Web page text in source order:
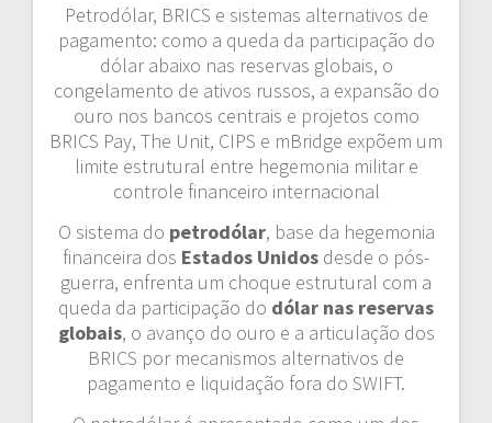
Petrodólar, BRICS e sistemas alternativos de
pagamento: como a queda da participação do
dólar abaixo nas reservas globais, o
congelamento de ativos russos, a expansão do
ouro nos bancos centrais e projetos como
BRICS Pay, The Unit, CIPS e mBridge expõem um
limite estrutural entre hegemonia militar e
controle financeiro internacional
O sistema do petrodólar, base da hegemonia
financeira dos Estados Unidos desde o pós-
guerra, enfrenta um choque estrutural com a
queda da participação do dólar nas reservas
globais, o avanço do ouro e a articulação dos
BRICS por mecanismos alternativos de
pagamento e liquidação fora do SWIFT.